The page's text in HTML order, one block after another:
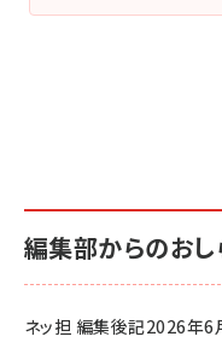
編集部からのおし
ネッ担 編集後記2026年6